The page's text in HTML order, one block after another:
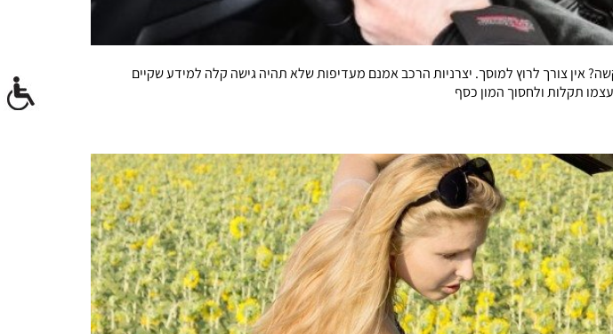
אין צורך לרוץ למוסך. יצרניות הרכב אמנם מעדיפות שלא תהיה גישה קלה למידע שקיים
תקלות ולחסוך המון כסף